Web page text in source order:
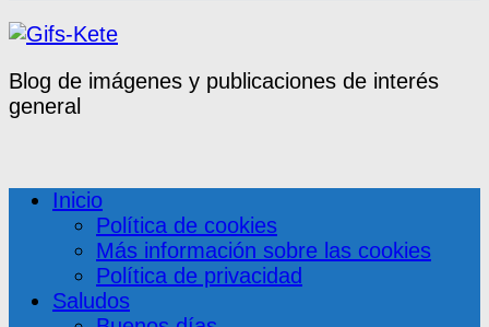
Blog de imágenes y publicaciones de interés
general
Inicio
Política de cookies
Más información sobre las cookies
Política de privacidad
Saludos